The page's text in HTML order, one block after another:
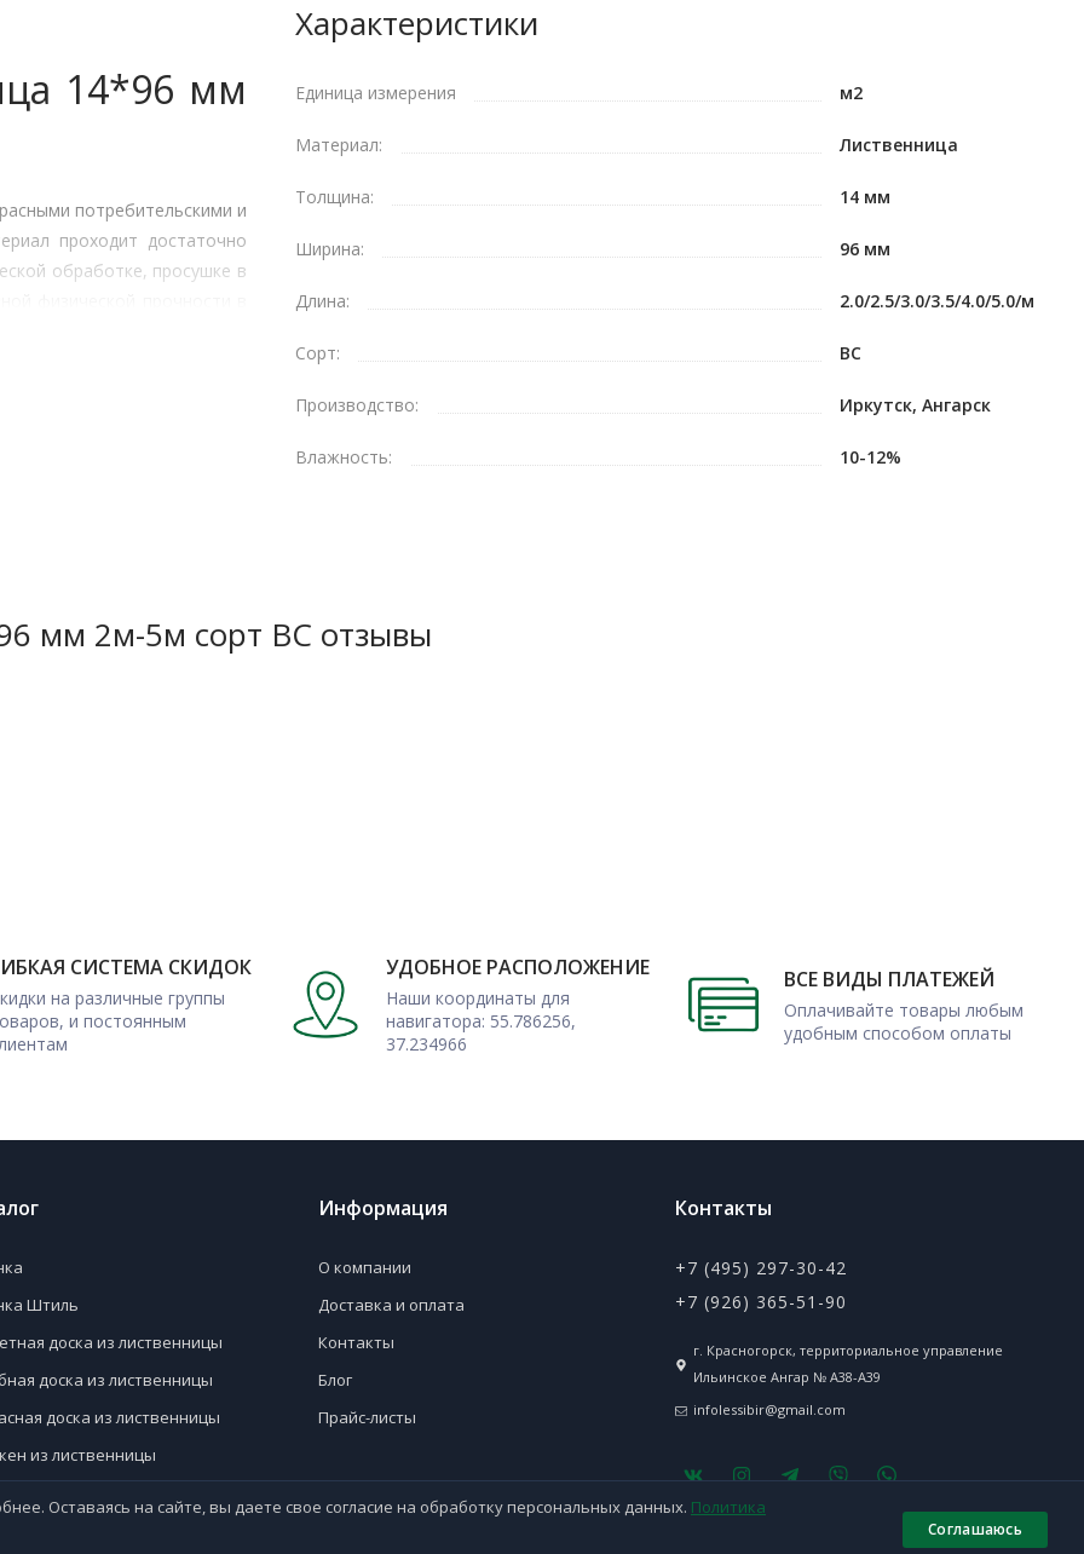
14*96 мм
потребительскими и
проходит достаточно
обработке, просушке в
неблагоприятные
которую можно с
обширный спектр
износостойкости, стоит
высококачественные
покупателями, так и с
Характеристики
Единица измерения м2
Материал: Лиственница
Толщина: 14 мм
Ширина: 96 мм
Длина: 2.0/2.5/3.0/3.5/4.0/5.0/м
Сорт: ВС
Производство: Иркутск, Ангарск
Влажность: 10-12%
мм 2м-5м сорт ВС отзывы
СИСТЕМА СКИДОК
на различные группы
и постоянным
УДОБНОЕ РАСПОЛОЖЕНИЕ
Наши координаты для
навигатора: 55.786256,
37.234966
ВСЕ ВИДЫ ПЛАТЕЖЕЙ
Оплачивайте товары любым
удобным способом оплаты
Штиль
доска из лиственницы
доска из лиственницы
доска из лиственницы
из лиственницы
Информация
О компании
Доставка и оплата
Контакты
Блог
Прайс-листы
Контакты
+7 (495) 297-30-42
+7 (926) 365-51-90
г. Красногорск, территориальное управление
Ильинское Ангар № А38-А39
infolessibir@gmail.com
Оставаясь на сайте, вы даете свое согласие на обработку персональных данных. Политика
Соглашаюсь